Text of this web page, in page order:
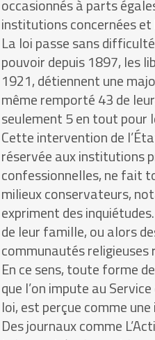
occasionnés à parts
institutions concernées
La loi passe sans
pouvoir depuis 1897, les
1921, détiennent une
même remporté 43 de
seulement 5 en tout pour
Cette intervention de
réservée aux institutions
confessionnelles, ne fait
milieux conservateurs,
expriment des
de leur famille, ou alors
communautés religieuses
En ce sens, toute forme
que l’on impute au
loi, est perçue comme
Des journaux comme